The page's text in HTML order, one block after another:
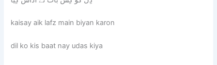
kaisay aik lafz main biyan karon
dil ko kis baat nay udas kiya